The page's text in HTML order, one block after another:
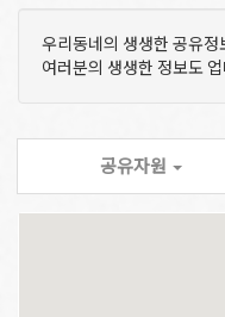
우리동네의 생생한 공유정
여러분의 생생한 정보도
공유자원